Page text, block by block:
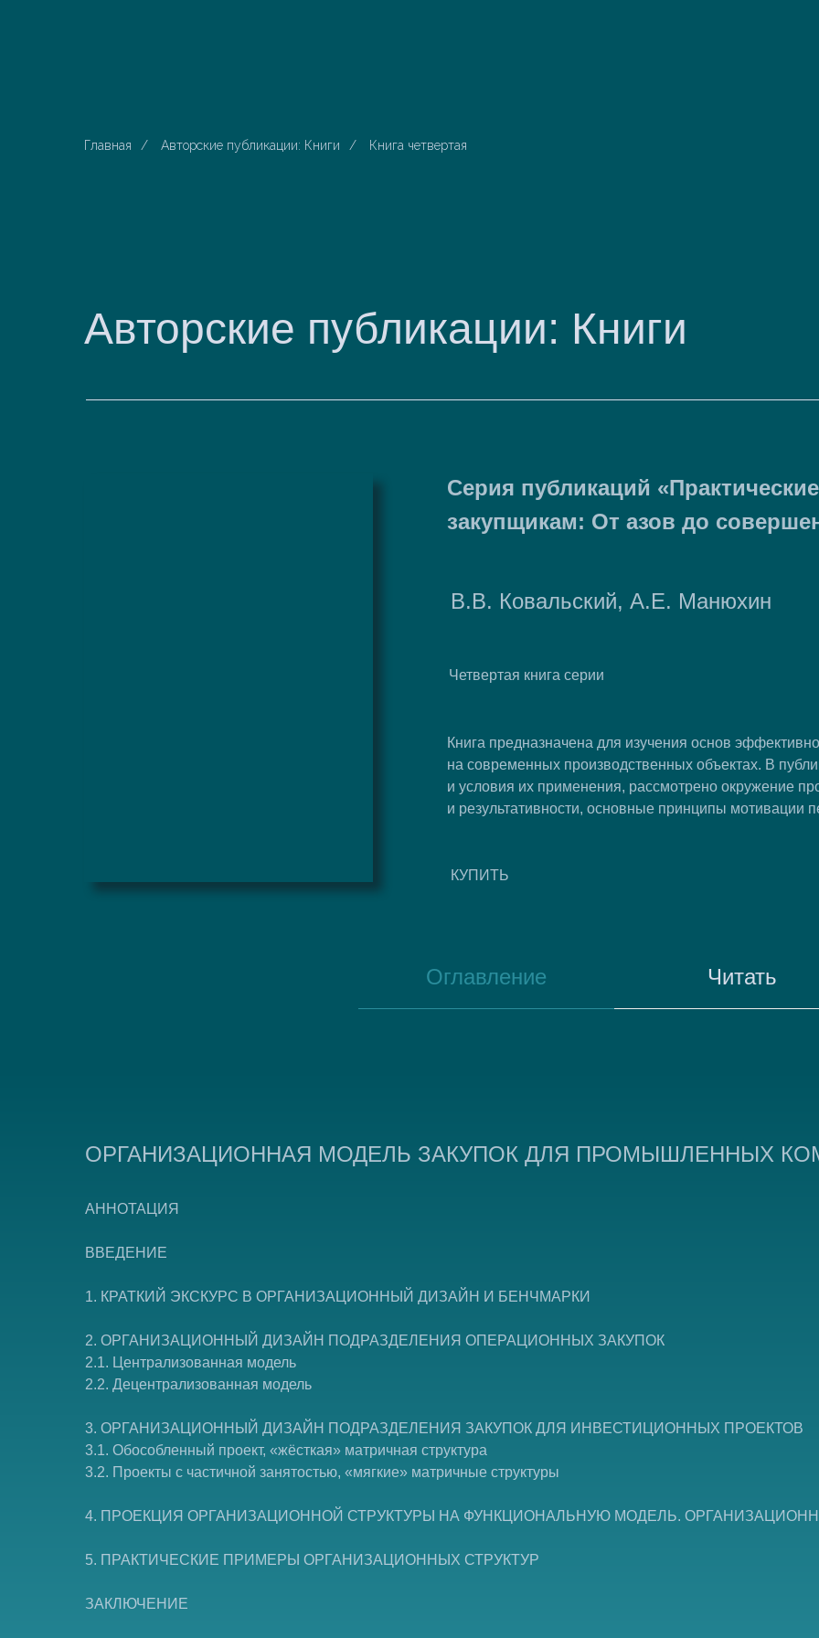
Главная / Авторские публикации: Книги / Книга четвертая
Книга предназначена для изучения основ
на современных производственных объектах. В
и условия их применения, рассмотрено окружение
и результативности, основные принципы мотивации
В.В. Ковальский, А.Е. Манюхин
КУПИТЬ
Четвертая книга серии
Серия публикаций
закупщикам: От азов до
Авторские публикации: Книги
Оглавление Читать
ОРГАНИЗАЦИОННАЯ МОДЕЛЬ ЗАКУПОК ДЛЯ ПРОМЫШЛЕННЫХ
АННОТАЦИЯ
ВВЕДЕНИЕ
1. КРАТКИЙ ЭКСКУРС В ОРГАНИЗАЦИОННЫЙ ДИЗАЙН И БЕНЧМАРКИ
2. ОРГАНИЗАЦИОННЫЙ ДИЗАЙН ПОДРАЗДЕЛЕНИЯ ОПЕРАЦИОННЫХ ЗАКУПОК
2.1. Централизованная модель
2.2. Децентрализованная модель
3. ОРГАНИЗАЦИОННЫЙ ДИЗАЙН ПОДРАЗДЕЛЕНИЯ ЗАКУПОК ДЛЯ ИНВЕСТИЦИОННЫХ ПРОЕКТОВ
3.1. Обособленный проект, «жёсткая» матричная структура
3.2. Проекты с частичной занятостью, «мягкие» матричные структуры
4. ПРОЕКЦИЯ ОРГАНИЗАЦИОННОЙ СТРУКТУРЫ НА ФУНКЦИОНАЛЬНУЮ МОДЕЛЬ.
5. ПРАКТИЧЕСКИЕ ПРИМЕРЫ ОРГАНИЗАЦИОННЫХ СТРУКТУР
ЗАКЛЮЧЕНИЕ